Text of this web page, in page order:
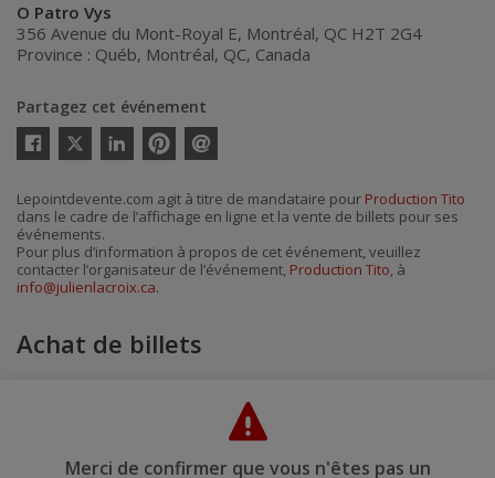
O Patro Vys
356 Avenue du Mont-Royal E, Montréal, QC H2T 2G4
Province : Québ, Montréal, QC, Canada
Partagez cet événement
Twitter
courriel
Lepointdevente.com agit à titre de mandataire pour Production Tito
dans le cadre de l’affichage en ligne et la vente de billets pour ses
événements.
Pour plus d’information à propos de cet événement, veuillez
contacter l’organisateur de l’événement, Production Tito, à
info@julienlacroix.ca.
Achat de billets
Merci de confirmer que vous n'êtes pas un